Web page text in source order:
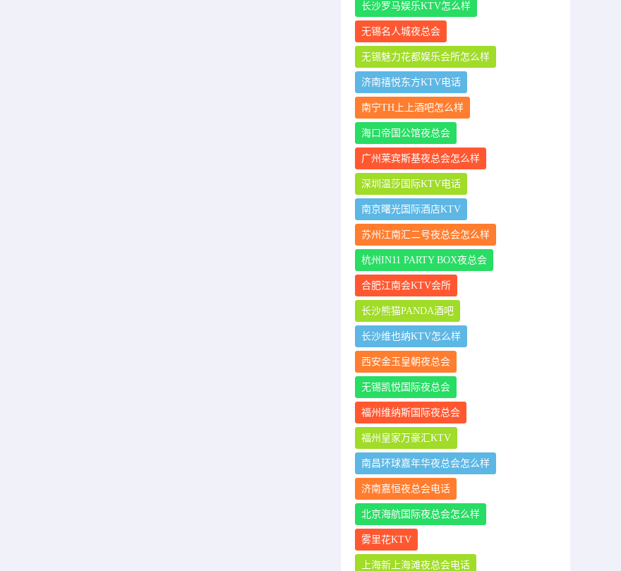
长沙罗马娱乐KTV怎么样
无锡名人城夜总会
无锡魅力花都娱乐会所怎么样
济南禧悦东方KTV电话
南宁TH上上酒吧怎么样
海口帝国公馆夜总会
广州莱宾斯基夜总会怎么样
深圳温莎国际KTV电话
南京曙光国际酒店KTV
苏州江南汇二号夜总会怎么样
杭州IN11 PARTY BOX夜总会
合肥江南会KTV会所
长沙熊猫PANDA酒吧
长沙维也纳KTV怎么样
西安金玉皇朝夜总会
无锡凯悦国际夜总会
福州维纳斯国际夜总会
福州皇家万豪汇KTV
南昌环球嘉年华夜总会怎么样
济南嘉恒夜总会电话
北京海航国际夜总会怎么样
雾里花KTV
上海新上海滩夜总会电话